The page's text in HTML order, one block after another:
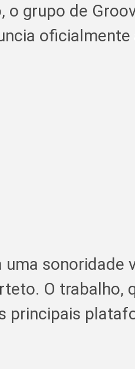
o grupo de
sonoridade
O trabalho,
principais